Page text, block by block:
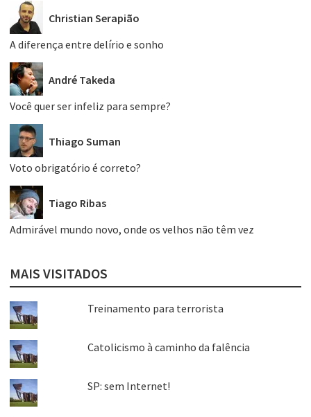
Christian Serapião
A diferença entre delírio e sonho
André Takeda
Você quer ser infeliz para sempre?
Thiago Suman
Voto obrigatório é correto?
Tiago Ribas
Admirável mundo novo, onde os velhos não têm vez
MAIS VISITADOS
Treinamento para terrorista
Catolicismo à caminho da falência
SP: sem Internet!